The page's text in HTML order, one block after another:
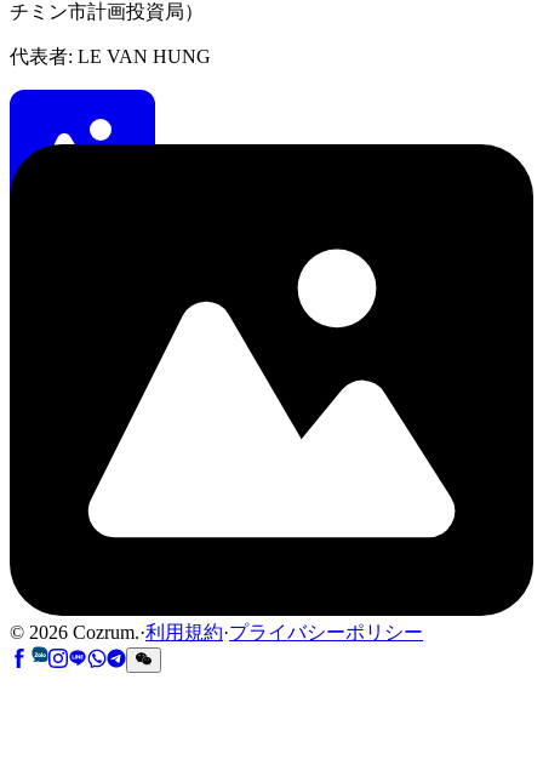
チミン市計画投資局）
代表者: LE VAN HUNG
© 2026 Cozrum.·利用規約·プライバシーポリシー